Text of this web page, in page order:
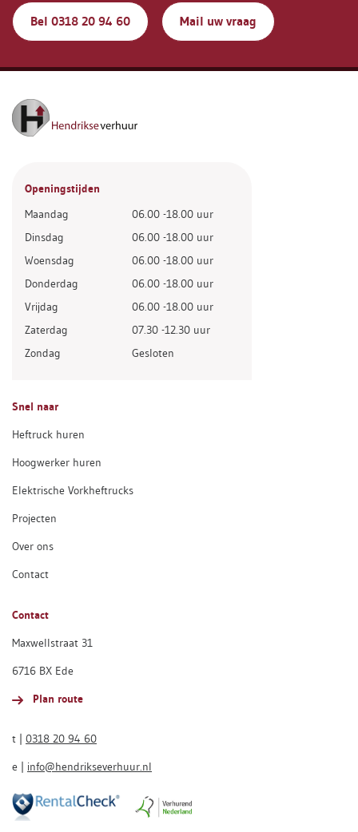
Bel 0318 20 94 60 Mail uw vraag
Openingstijden
Maandag
06.00 -18.00 uur
Dinsdag
06.00 -18.00 uur
Woensdag
06.00 -18.00 uur
Donderdag
06.00 -18.00 uur
Vrijdag
06.00 -18.00 uur
Zaterdag
07.30 -12.30 uur
Zondag
Gesloten
Snel naar
Heftruck huren
Hoogwerker huren
Elektrische Vorkheftrucks
Projecten
Over ons
Contact
Contact
Maxwellstraat 31
6716 BX Ede
Plan route
t | 0318 20 94 60
e | info@hendrikseverhuur.nl